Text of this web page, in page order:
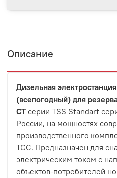
Описание
Дизельная
(всепогодный) для
CT серии TSS Standart
России, на мощностях
производственного
ТСС. Предназначен для
электрическим током с
объектов-потребителей